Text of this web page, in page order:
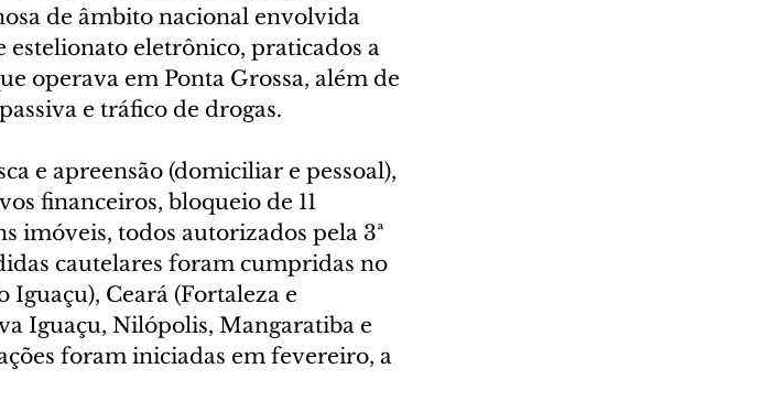
de âmbito nacional envolvida
eletrônico, praticados a
operava em Ponta Grossa, além de
e tráfico de drogas.
e apreensão (domiciliar e pessoal),
financeiros, bloqueio de 11
imóveis, todos autorizados pela 3ª
cautelares foram cumpridas no
Iguaçu), Ceará (Fortaleza e
Iguaçu, Nilópolis, Mangaratiba e
foram iniciadas em fevereiro, a